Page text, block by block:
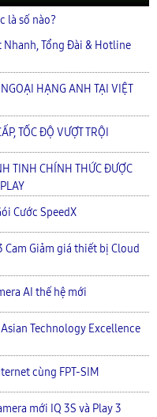
là số nào?
Nhanh, Tổng Đài & Hotline
HẠNG ANH TẠI VIỆT
TỐC ĐỘ VƯỢT TRỘI
TINH CHÍNH THỨC ĐƯỢC
Cước SpeedX
Cam Giảm giá thiết bị Cloud
AI thế hệ mới
Technology Excellence
cùng FPT-SIM
mới IQ 3S và Play 3